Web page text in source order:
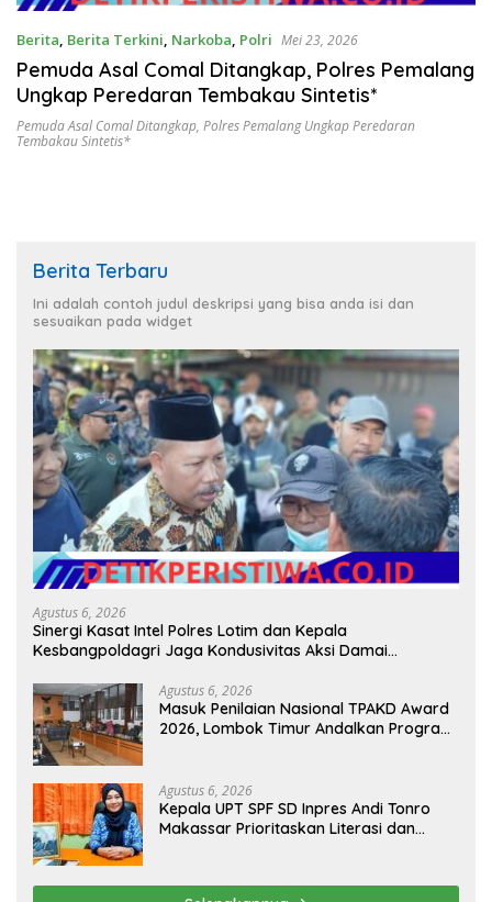
Berita, Berita Terkini, Narkoba, Polri Mei 23, 2026
Pemuda Asal Comal Ditangkap, Polres Pemalang
Ungkap Peredaran Tembakau Sintetis*
Pemuda Asal Comal Ditangkap, Polres Pemalang Ungkap Peredaran
Tembakau Sintetis*
Berita Terbaru
Ini adalah contoh judul deskripsi yang bisa anda isi dan
sesuaikan pada widget
Agustus 6, 2026
Sinergi Kasat Intel Polres Lotim dan Kepala
Kesbangpoldagri Jaga Kondusivitas Aksi Damai
Agustus 6, 2026
Masuk Penilaian Nasional TPAKD Award
2026, Lombok Timur Andalkan Program
Agustus 6, 2026
Kepala UPT SPF SD Inpres Andi Tonro
Makassar Prioritaskan Literasi dan